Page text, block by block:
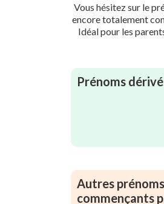
Vous hésitez sur le
encore totalement
Idéal pour les
Prénoms
Autres prénoms
commençants